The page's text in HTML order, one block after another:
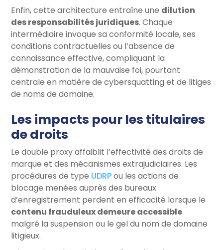
Enfin, cette architecture entraîne une dilution
des responsabilités juridiques. Chaque
intermédiaire invoque sa conformité locale, ses
conditions contractuelles ou l’absence de
connaissance effective, compliquant la
démonstration de la mauvaise foi, pourtant
centrale en matière de cybersquatting et de litiges
de noms de domaine.
Les impacts pour les titulaires
de droits
Le double proxy affaiblit l’effectivité des droits de
marque et des mécanismes extrajudiciaires. Les
procédures de type UDRPou les actions de
blocage menées auprès des bureaux
d’enregistrement perdent en efficacité lorsque le
contenu frauduleux demeure accessible
malgré la suspension ou le gel du nom de domaine
litigieux.